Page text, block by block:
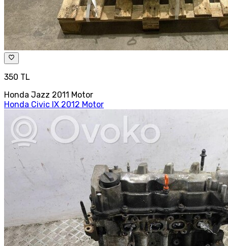
350 TL
Honda Jazz 2011 Motor
Honda Civic IX 2012 Motor